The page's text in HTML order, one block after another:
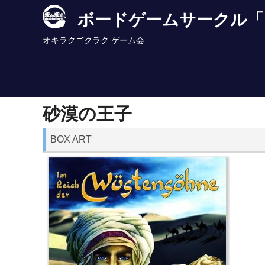
ボードゲームサークル「
オキラクゴクラク ゲーム会
砂漠の王子
BOX ART